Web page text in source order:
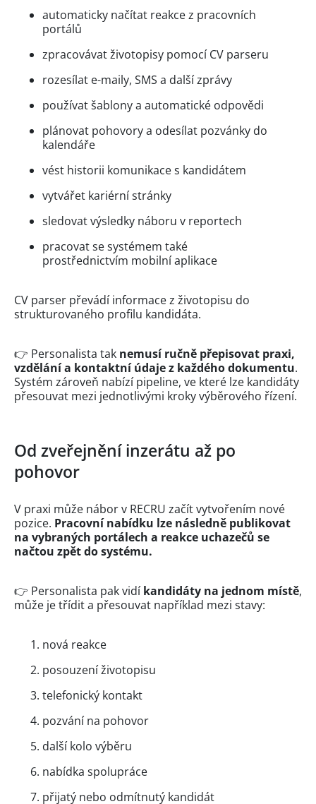
automaticky načítat reakce z pracovních
portálů
zpracovávat životopisy pomocí CV parseru
rozesílat e-maily, SMS a další zprávy
používat šablony a automatické odpovědi
plánovat pohovory a odesílat pozvánky do
kalendáře
vést historii komunikace s kandidátem
vytvářet kariérní stránky
sledovat výsledky náboru v reportech
pracovat se systémem také
prostřednictvím mobilní aplikace
CV parser převádí informace z životopisu do
strukturovaného profilu kandidáta.
👉 Personalista tak nemusí ručně přepisovat praxi,
vzdělání a kontaktní údaje z každého dokumentu.
Systém zároveň nabízí pipeline, ve které lze kandidáty
přesouvat mezi jednotlivými kroky výběrového řízení.
Od zveřejnění inzerátu až po
pohovor
V praxi může nábor v RECRU začít vytvořením nové
pozice. Pracovní nabídku lze následně publikovat
na vybraných portálech a reakce uchazečů se
načtou zpět do systému.
👉 Personalista pak vidíkandidáty na jednom místě,
může je třídit a přesouvat například mezi stavy:
nová reakce
posouzení životopisu
telefonický kontakt
pozvání na pohovor
další kolo výběru
nabídka spolupráce
přijatý nebo odmítnutý kandidát